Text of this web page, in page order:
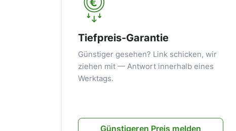
Tiefpreis-Garantie
Günstiger gesehen? Link schicken, wir
ziehen mit — Antwort innerhalb eines
Werktags.
Günstigeren Preis melden